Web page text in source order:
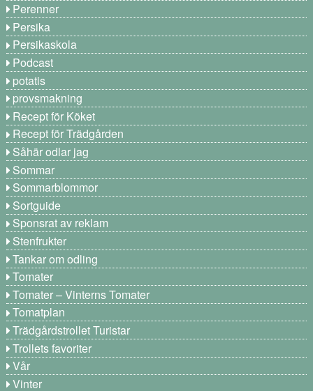
Perenner
Persika
Persikaskola
Podcast
potatis
provsmakning
Recept för Köket
Recept för Trädgården
Såhär odlar jag
Sommar
Sommarblommor
Sortguide
Sponsrat av reklam
Stenfrukter
Tankar om odling
Tomater
Tomater – Vinterns Tomater
Tomatplan
Trädgårdstrollet Turistar
Trollets favoriter
Vår
Vinter